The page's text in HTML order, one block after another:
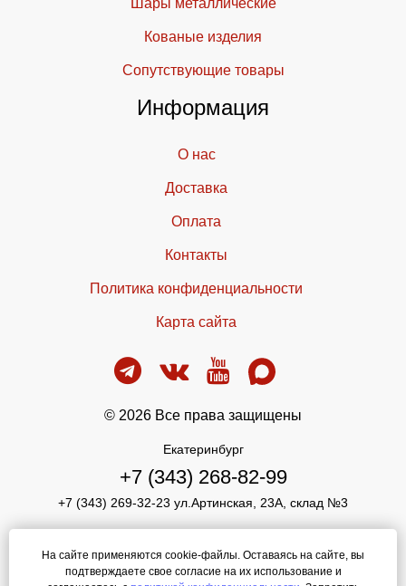
Шары металлические
Кованые изделия
Cопутствующие товары
Информация
О нас
Доставка
Оплата
Контакты
Политика конфиденциальности
Карта сайта
© 2026 Все права защищены
Екатеринбург
+7 (343) 268-82-99
+7 (343) 269-32-23 ул.Артинская, 23А, склад №3
Режим работы: ПН-ПТ 9.00-17.00
На сайте применяются cookie-файлы. Оставаясь на сайте, вы
подтверждаете свое согласие на их использование и